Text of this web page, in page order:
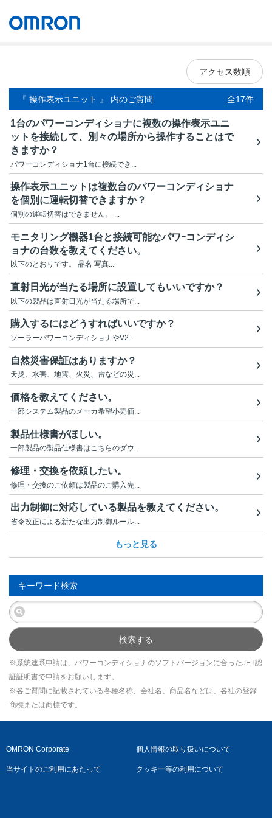
アクセス数順
『 操作表示ユニット 』 内のご質問 全17件
1台のパワーコンディショナに複数の操作表示ユニ
ットを接続して、別々の場所から操作することはで
きますか？
パワーコンディショナ1台に接続でき...
操作表示ユニットは複数台のパワーコンディショナ
を個別に運転切替できますか？
個別の運転切替はできません。 ...
モニタリング機器1台と接続可能なパワｰコンディシ
ョナの台数を教えてください。
以下のとおりです。 品名 写真...
直射日光が当たる場所に設置してもいいですか？
以下の製品は直射日光が当たる場所で...
購入するにはどうすればいいですか？
ソーラーパワーコンディショナやV2...
自然災害保証はありますか？
天災、水害、地震、火災、雷などの災...
価格を教えてください。
一部システム製品のメーカ希望小売価...
製品仕様書がほしい。
一部製品の製品仕様書はこちらのダウ...
修理・交換を依頼したい。
修理・交換のご依頼は製品のご購入先...
出力制御に対応している製品を教えてください。
省令改正による新たな出力制御ルール...
もっと見る
キーワード検索
検索する
※系統連系申請は、パワーコンディショナのソフトバージョンに合ったJET認
証証明書で申請をお願いします。
※各ご質問に記載されている各種名称、会社名、商品名などは、各社の登録
商標または商標です。
OMRON Corporate 個人情報の取り扱いについて
当サイトのご利用にあたって クッキー等の利用について